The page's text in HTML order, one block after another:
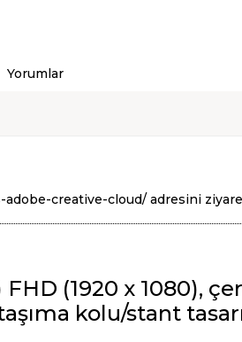
Yorumlar
creative-cloud/ adresini
(1920 x 1080),
kolu/stant